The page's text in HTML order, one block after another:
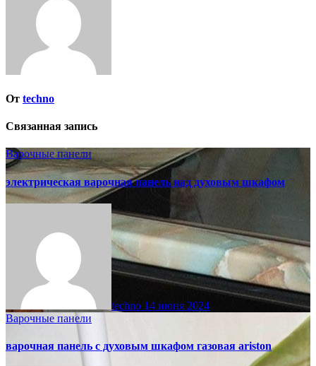
записям
От techno
Связанная запись
Варочные панели
электрическая варочная панель над духовым шкафом
techno 14 июня 2024
Варочные панели
варочная панель с духовым шкафом газовая ariston